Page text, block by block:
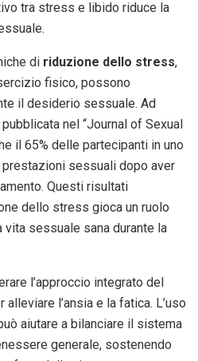
tra stress e libido riduce la
di riduzione dello stress,
fisico, possono
il desiderio sessuale. Ad
nel “Journal of Sexual
il 65% delle partecipanti in uno
sessuali dopo aver
Questi risultati
dello stress gioca un ruolo
vita sessuale sana durante la
l’approccio integrato del
alleviare l’ansia e la fatica. L’uso
aiutare a bilanciare il sistema
generale, sostenendo